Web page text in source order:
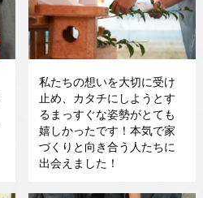
私たちの想いを大切に受け
止め、カタチにしようとす
るまっすぐな姿勢がとても
嬉しかったです！本気で家
づくりと向き合う人たちに
出会えました！